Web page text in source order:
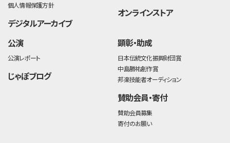
個人情報保護方針
デジタルアーカイブ
オンラインストア
公演
公演レポート
じゃぽブログ
顕彰・助成
日本伝統文化振興財団賞
中島勝祐創作賞
邦楽技能者オーディション
賛助会員・寄付
賛助会員募集
寄付のお願い